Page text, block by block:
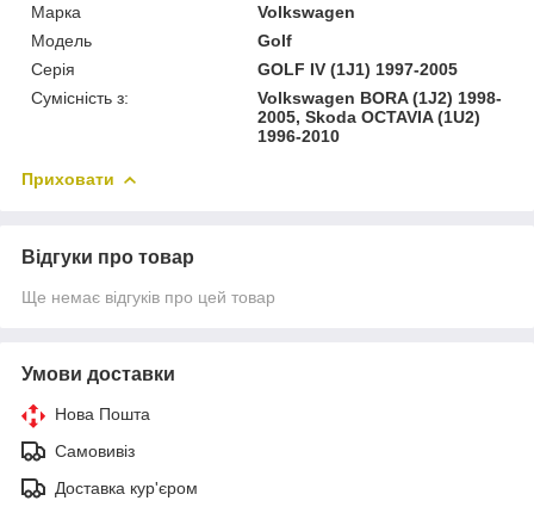
Марка
Volkswagen
Модель
Golf
Серія
GOLF IV (1J1) 1997-2005
Сумісність з:
Volkswagen BORA (1J2) 1998-
2005, Skoda OCTAVIA (1U2)
1996-2010
Приховати
Відгуки про товар
Ще немає відгуків про цей товар
Умови доставки
Нова Пошта
Самовивіз
Доставка кур'єром